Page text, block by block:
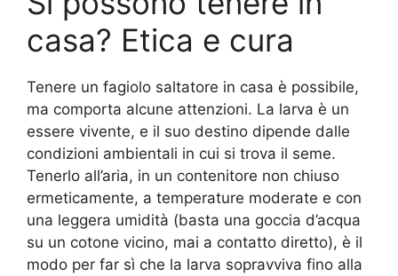
casa? Etica e cura
Tenere un fagiolo saltatore in casa è possibile,
ma comporta alcune attenzioni. La larva è un
essere vivente, e il suo destino dipende dalle
condizioni ambientali in cui si trova il seme.
Tenerlo all’aria, in un contenitore non chiuso
ermeticamente, a temperature moderate e con
una leggera umidità (basta una goccia d’acqua
su un cotone vicino, mai a contatto diretto), è il
modo per far sì che la larva sopravviva fino alla